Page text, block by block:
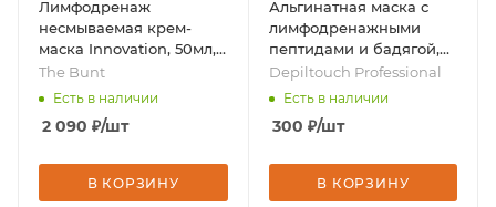
Лимфодренаж
несмываемая крем-
маска Innovation, 50мл,
бренд - The Bunt
The Bunt
Есть в наличии
2 090 ₽/шт
В КОРЗИНУ
Альгинатная маска с
лимфодренажными
пептидами и бадягой,
30 гр, бренд -
Depiltouch Professional
Depiltouch Professional
Есть в наличии
300 ₽/шт
В КОРЗИНУ